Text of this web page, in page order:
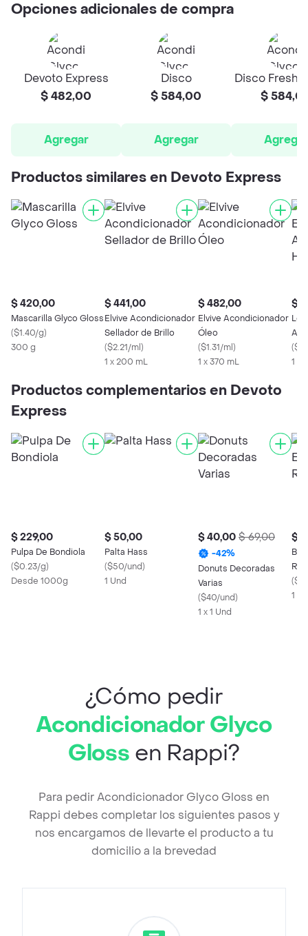
Opciones adicionales de compra
Devoto Express
$ 482,00
Agregar
Disco
$ 584,00
Agregar
Disco Fresh
$
Agregar
Productos similares en Devoto Express
$ 420,00
Mascarilla Glyco Gloss
($1.40/g)
300 g
$ 441,00
Elvive Acondicionador
Sellador de Brillo
($2.21/ml)
1 x 200 mL
$ 482,00
Elvive Acondicionador
Óleo
($1.31/ml)
1 x 370 mL
$
(
1 X
Productos complementarios en Devoto
Express
$ 229,00
Pulpa De Bondiola
($0.23/g)
Desde 1000g
$ 50,00
Palta Hass
($50/und)
1 Und
$ 40,00 $ 69,00
-42%
Donuts Decoradas
Varias
($40/und)
1 x 1 Und
$
(
1 X
¿Cómo pedir
Acondicionador Glyco
Gloss en Rappi?
Para pedir Acondicionador Glyco Gloss en
Rappi debes completar los siguientes pasos y
nos encargamos de llevarte el producto a tu
domicilio a la brevedad